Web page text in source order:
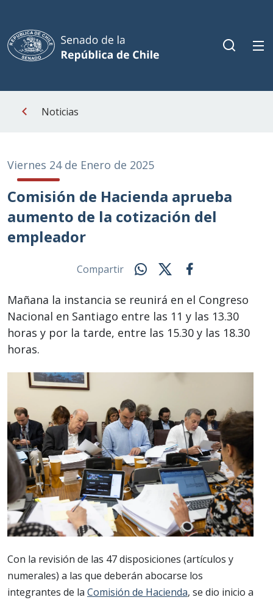
Noticias
Viernes 24 de Enero de 2025
Comisión de Hacienda aprueba
aumento de la cotización del
empleador
Compartir
Mañana la instancia se reunirá en el Congreso
Nacional en Santiago entre las 11 y las 13.30
horas y por la tarde, entre las 15.30 y las 18.30
horas.
Con la revisión de las 47 disposiciones (artículos y
numerales) a las que deberán abocarse los
integrantes de la Comisión de Hacienda, se dio inicio a